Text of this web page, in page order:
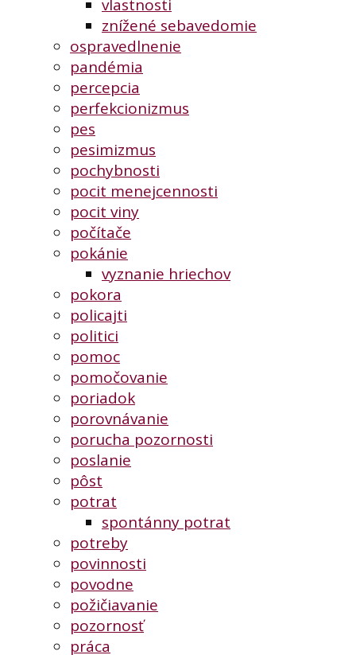
vlastnosti
znížené sebavedomie
ospravedlnenie
pandémia
percepcia
perfekcionizmus
pes
pesimizmus
pochybnosti
pocit menejcennosti
pocit viny
počítače
pokánie
vyznanie hriechov
pokora
policajti
politici
pomoc
pomočovanie
poriadok
porovnávanie
porucha pozornosti
poslanie
pôst
potrat
spontánny potrat
potreby
povinnosti
povodne
požičiavanie
pozornosť
práca